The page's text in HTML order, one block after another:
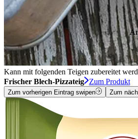
Kann mit folgenden Teigen zubereitet
Frischer Blech-Pizzateig
Zum Produkt
Zum vorherigen Eintrag swipen Zum